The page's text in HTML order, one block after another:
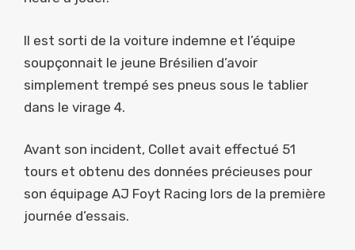
Il est sorti de la voiture indemne et l’équipe
soupçonnait le jeune Brésilien d’avoir
simplement trempé ses pneus sous le tablier
dans le virage 4.
Avant son incident, Collet avait effectué 51
tours et obtenu des données précieuses pour
son équipage AJ Foyt Racing lors de la première
journée d’essais.